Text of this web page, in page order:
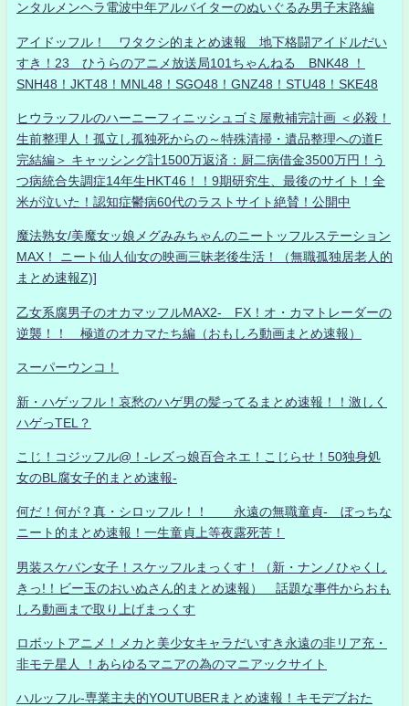
ンタルメンヘラ電波中年アルバイターのぬいぐるみ男子末路編
アイドッフル！ ワタクシ的まとめ速報 地下格闘アイドルだい
すき！23 ひうらのアニメ放送局101ちゃんねる BNK48 ！
SNH48！JKT48！MNL48！SGO48！GNZ48！STU48！SKE48
ヒウラッフルのハーニーフィニッシュゴミ屋敷補完計画 ＜必殺！
生前整理人！孤立し孤独死からの～特殊清掃・遺品整理への道F
完結編＞ キャッシング計1500万返済：厨二病借金3500万円！う
つ病統合失調症14年生HKT46！！9期研究生、最後のサイト！全
米が泣いた！認知症鬱病60代のラストサイト絶賛！公開中
魔法熟女/美魔女ッ娘メグみみちゃんのニートッフルステーション
MAX！ ニート仙人仙女の映画三昧老後生活！（無職孤独居老人的
まとめ速報Z)]
乙女系腐男子のオカマッフルMAX2- FX！オ・カマトレーダーの
逆襲！！ 極道のオカマたち編（おもしろ動画まとめ速報）
スーパーウンコ！
新・ハゲッフル！哀愁のハゲ男の髪ってるまとめ速報！！激しく
ハゲっTEL？
こじ！コジッフル@！-レズっ娘百合ネエ！こじらせ！50独身処
女のBL腐女子的まとめ速報-
何だ！何が？真・シロッフル！！ 永遠の無職童貞- ぼっちな
ニート的まとめ速報！一生童貞上等夜露死苦！
男装スケバン女子！スケッフルまっくす！（新・ナンノひゃくし
きっ!！ビー玉のおいぬさん的まとめ速報） 話題な事件からおも
しろ動画まで取り上げまっくす
ロボットアニメ！メカと美少女キャラだいすき永遠の非リア充・
非モテ星人 ！あらゆるマニアの為のマニアックサイト
ハルッフル-専業主夫的YOUTUBERまとめ速報！キモデブおた